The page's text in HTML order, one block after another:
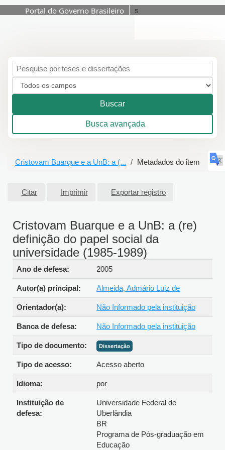
Portal do Governo Brasileiro
s
Buscar
Busca avançada
Cristovam Buarque e a UnB: a (... Metadados do item
Citar Imprimir Exportar registro
Cristovam Buarque e a UnB: a (re)
definição do papel social da
universidade (1985-1989)
Detalhes bibliográficos
Ano de defesa:
2005
Autor(a) principal:
Almeida, Admário Luiz de
Orientador(a):
Não Informado pela instituição
Banca de defesa:
Não Informado pela instituição
Tipo de
documento:
Dissertação
Tipo de acesso:
Acesso aberto
Idioma:
por
Instituição de
Universidade Federal de
Uberlândia
BR
Programa de Pós-graduação